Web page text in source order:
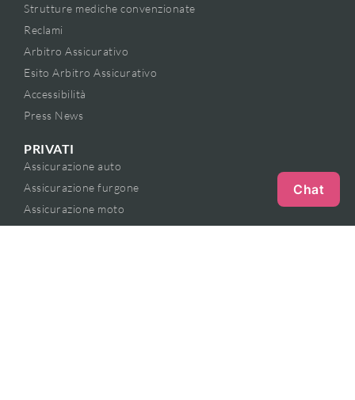
Chat
Strutture mediche convenzionate
Reclami
Arbitro Assicurativo
Esito Arbitro Assicurativo
Accessibilità
Press News
PRIVATI
Assicurazione auto
Assicurazione furgone
Assicurazione moto
Assicurazione salute